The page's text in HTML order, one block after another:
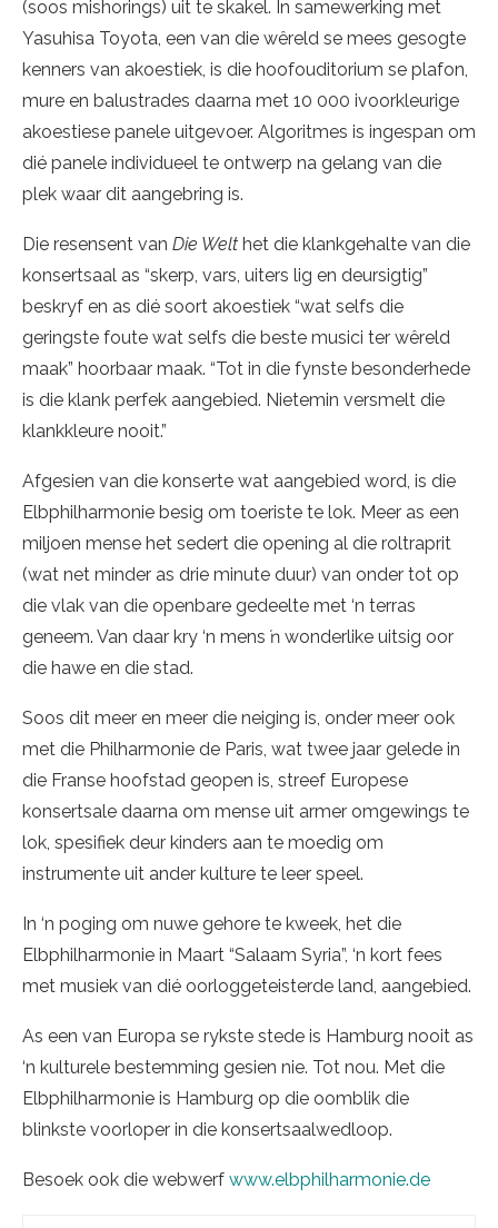
(soos mishorings) uit te skakel. In samewerking met
Yasuhisa Toyota, een van die wêreld se mees gesogte
kenners van akoestiek, is die hoofouditorium se plafon,
mure en balustrades daarna met 10 000 ivoorkleurige
akoestiese panele uitgevoer. Algoritmes is ingespan om
dié panele individueel te ontwerp na gelang van die
plek waar dit aangebring is.
Die resensent van Die Welt het die klankgehalte van die
konsertsaal as “skerp, vars, uiters lig en deursigtig”
beskryf en as dié soort akoestiek “wat selfs die
geringste foute wat selfs die beste musici ter wêreld
maak” hoorbaar maak. “Tot in die fynste besonderhede
is die klank perfek aangebied. Nietemin versmelt die
klankkleure nooit.”
Afgesien van die konserte wat aangebied word, is die
Elbphilharmonie besig om toeriste te lok. Meer as een
miljoen mense het sedert die opening al die roltraprit
(wat net minder as drie minute duur) van onder tot op
die vlak van die openbare gedeelte met ‘n terras
geneem. Van daar kry ‘n mens ŉ wonderlike uitsig oor
die hawe en die stad.
Soos dit meer en meer die neiging is, onder meer ook
met die Philharmonie de Paris, wat twee jaar gelede in
die Franse hoofstad geopen is, streef Europese
konsertsale daarna om mense uit armer omgewings te
lok, spesifiek deur kinders aan te moedig om
instrumente uit ander kulture te leer speel.
In ‘n poging om nuwe gehore te kweek, het die
Elbphilharmonie in Maart “Salaam Syria”, ‘n kort fees
met musiek van dié oorloggeteisterde land, aangebied.
As een van Europa se rykste stede is Hamburg nooit as
‘n kulturele bestemming gesien nie. Tot nou. Met die
Elbphilharmonie is Hamburg op die oomblik die
blinkste voorloper in die konsertsaalwedloop.
Besoek ook die webwerf www.elbphilharmonie.de